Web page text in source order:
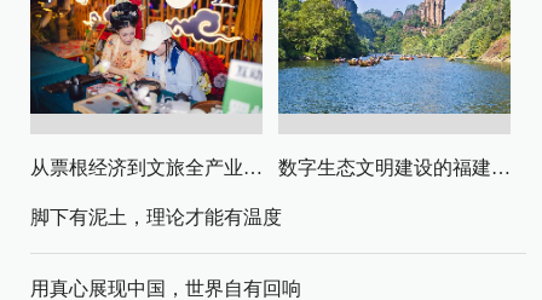
从票根经济到文旅全产业链升级 数字生态文明建设的福建路径与启示
脚下有泥土，理论才能有温度
用真心展现中国，世界自有回响